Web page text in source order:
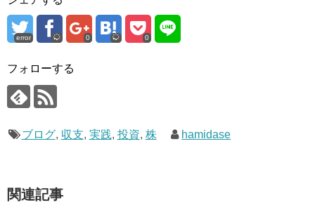
error 0 0
フォローする
ブログ, 収支, 実践, 投資, 株 hamidase
関連記事